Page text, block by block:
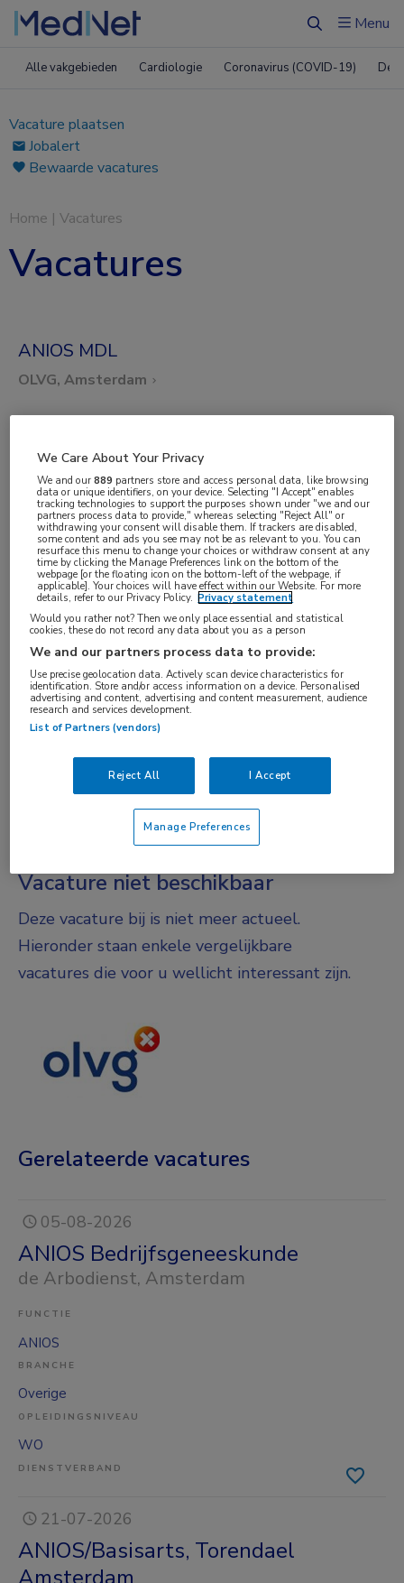
ZoekenMenu
Alle vakgebieden Cardiologie Coronavirus (COVID-19)
Vacature plaatsen
Jobalert
Bewaarde vacatures
Home | Vacatures
Vacatures
ANIOS MDL
OLVG, Amsterdam
Artsen
FUNCTIE
ANIOS
BRANCHE
Ziekenhuis
AANSTELLING
Tijdelijk dienstverband
PLAATSINGSDATUM
22 januari 2025
NIVEAU
WO
DIENSTVERBAND
Vacature niet beschikbaar
Deze vacature bij is niet meer actueel.
Hieronder staan enkele vergelijkbare
vacatures die voor u wellicht interessant zijn.
Gerelateerde vacatures
05-08-2026
ANIOS Bedrijfsgeneeskunde
de Arbodienst, Amsterdam
FUNCTIE
ANIOS
BRANCHE
Overige
OPLEIDINGSNIVEAU
WO
DIENSTVERBAND
21-07-2026
ANIOS/Basisarts, Torendael
Amsterdam
We Care About Your Privacy
We and our889 partners store and access personal data, like browsing
data or unique identifiers, on your device. Selecting "I Accept" enables
tracking technologies to support the purposes shown under "we and our
partners process data to provide," whereas selecting "Reject All" or
withdrawing your consent will disable them. If trackers are disabled,
some content and ads you see may not be as relevant to you. You can
resurface this menu to change your choices or withdraw consent at any
time by clicking the Manage Preferences link on the bottom of the
webpage [or the floating icon on the bottom-left of the webpage, if
applicable]. Your choices will have effect within our Website. For more
details, refer to our Privacy Policy. Privacy statement
Would you rather not? Then we only place essential and statistical
cookies, these do not record any data about you as a person
We and our partners process data to provide:
Use precise geolocation data. Actively scan device characteristics for
identification. Store and/or access information on a device. Personalised
advertising and content, advertising and content measurement, audience
research and services development.
List of Partners (vendors)
Reject All I Accept
Manage Preferences